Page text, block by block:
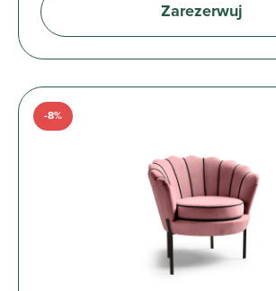
Zarezerwuj
-8%